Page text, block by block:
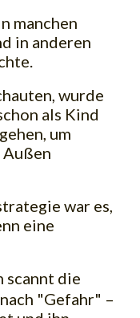
manchen
in anderen
wurde
als Kind
um
war es,
eine
scannt die
"Gefahr" –